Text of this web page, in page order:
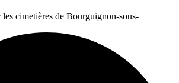
cimetières de Bourguignon-sous-